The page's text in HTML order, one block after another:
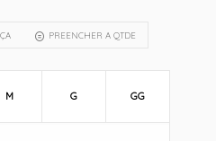
PREENCHER A QTDE
M G GG